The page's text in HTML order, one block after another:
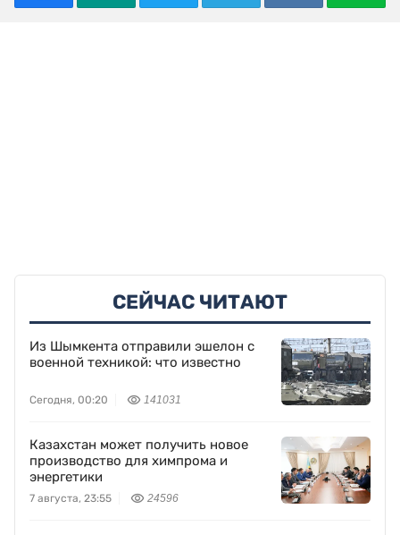
СЕЙЧАС ЧИТАЮТ
Из Шымкента отправили эшелон с
военной техникой: что известно
Сегодня, 00:20 141031
Казахстан может получить новое
производство для химпрома и
энергетики
7 августа, 23:55 24596